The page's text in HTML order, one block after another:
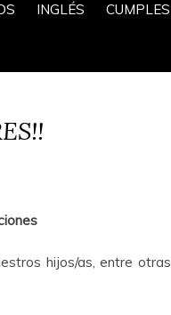
INGLÉS CUMPLES
hijos/as, entre otras